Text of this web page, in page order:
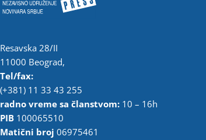
Resavska 28/II
11000 Beograd,
Tel/fax:
(+381) 11 33 43 255
radno vreme sa članstvom: 10 – 16h
PIB 100065510
Matični broj 06975461